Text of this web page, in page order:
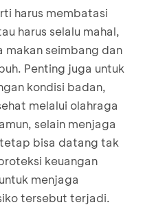
produk susu rendah
berat
untuk mengurangi
diabetes, kanker
dari diet ini
dan lemak jahat di
DASH berfokus untuk
berperan
jantung dan
dasar diet DASH
garam, daging
dan meningkatkan
buah-buahan,
lemak.
harus membatasi
harus selalu mahal,
makan seimbang dan
Penting juga untuk
kondisi badan,
melalui olahraga
selain menjaga
bisa datang tak
keuangan
menjaga
tersebut terjadi.